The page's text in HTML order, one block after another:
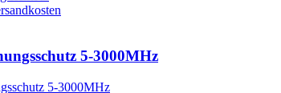
5-3000MHz